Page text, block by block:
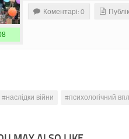
Коментарі: 0
#наслідки війни #психологічний